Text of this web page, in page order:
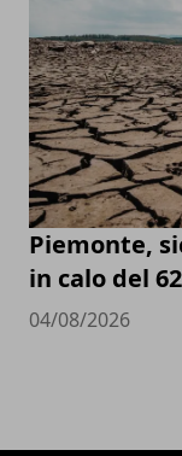
Piemonte,
in calo del
04/08/2026